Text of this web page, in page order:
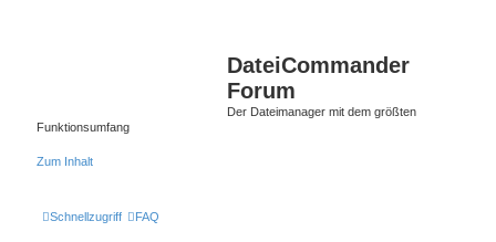
DateiCommander
Forum
Der Dateimanager mit dem größten
Funktionsumfang
Zum Inhalt
Schnellzugriff FAQ